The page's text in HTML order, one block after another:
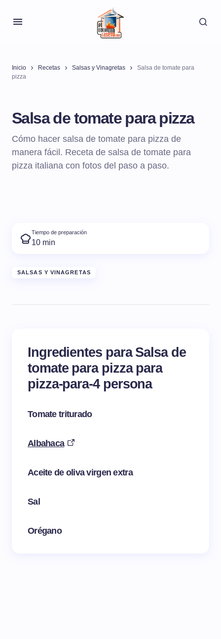
Inicio Recetas Salsas y Vinagretas
Salsa de tomate para
pizza
Salsa de tomate para pizza
Cómo hacer salsa de tomate para pizza de
manera fácil. Receta de salsa de tomate para
pizza italiana con fotos del paso a paso.
Tiempo de preparación
10 min
SALSAS Y VINAGRETAS
Ingredientes para Salsa de
tomate para pizza para
pizza-para-4 persona
Tomate triturado
Albahaca
Aceite de oliva virgen extra
Sal
Orégano